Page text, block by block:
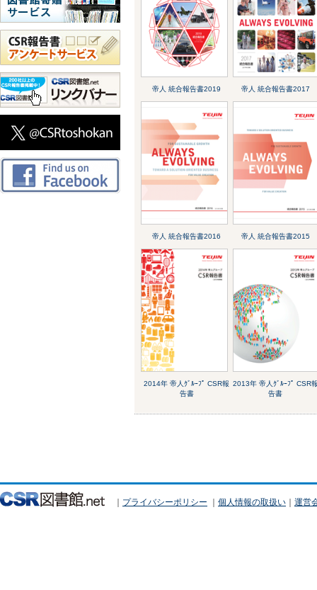
帝人 統合報告書2019 帝人 統合報告書2017
帝人 統合報告書2016 帝人 統合報告書2015
2014年 帝人ｸﾞﾙｰﾌﾟ CSR報
告書
2013年 帝人ｸﾞﾙｰﾌﾟ CSR
告書
｜ プライバシーポリシー ｜ 個人情報の取扱い ｜ 運営